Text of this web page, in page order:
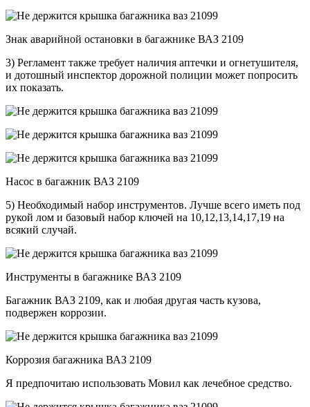
Знак аварийной остановки в багажнике ВАЗ 2109
3) Регламент также требует наличия аптечки и огнетушителя,
и дотошный инспектор дорожной полиции может попросить
их показать.
Насос в багажник ВАЗ 2109
5) Необходимый набор инструментов. Лучше всего иметь под
рукой лом и базовый набор ключей на 10,12,13,14,17,19 на
всякий случай.
Инструменты в багажнике ВАЗ 2109
Багажник ВАЗ 2109, как и любая другая часть кузова,
подвержен коррозии.
Коррозия багажника ВАЗ 2109
Я предпочитаю использовать Мовил ​​как лечебное средство.